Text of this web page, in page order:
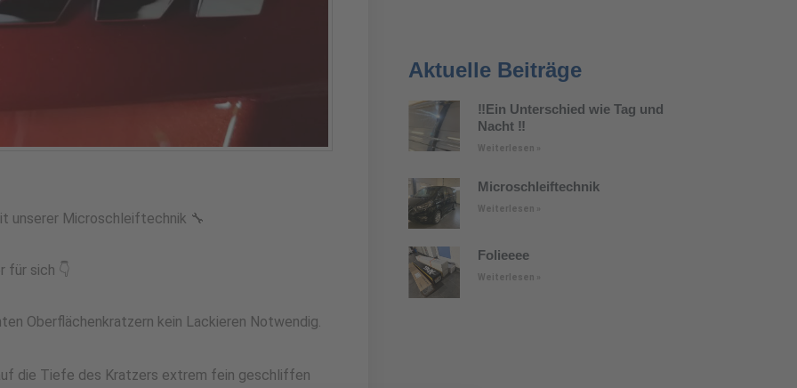
unserer Microschleiftechnik 🔧
für sich 👇
Oberflächenkratzern kein Lackieren Notwendig.
die Tiefe des Kratzers extrem fein geschliffen
Aktuelle Beiträge
‼️Ein Unterschied wie Tag und
Nacht ‼️
Weiterlesen »
Microschleiftechnik
Weiterlesen »
Folieeee
Weiterlesen »